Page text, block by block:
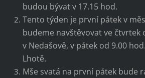
budou bývat v 17.15 hod.
Tento týden je první pátek v
budeme navštěvovat ve čtvrtek
v Nedašově, v pátek od 9.00
Lhotě.
Mše svatá na první pátek bude